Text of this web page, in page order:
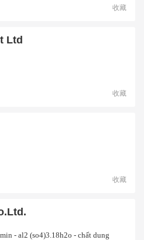
收藏
Ltd
收藏
收藏
- al2 (so4)3.18h2o - chất dung